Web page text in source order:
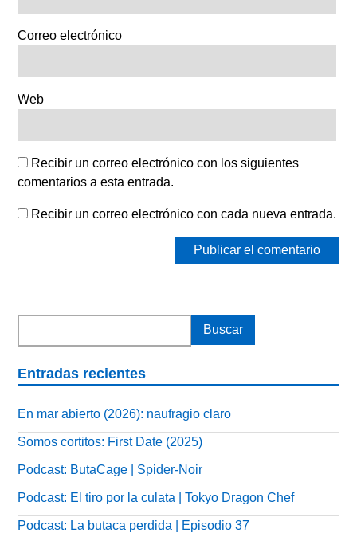
Correo electrónico
Web
Recibir un correo electrónico con los siguientes
comentarios a esta entrada.
Recibir un correo electrónico con cada nueva entrada.
Entradas recientes
En mar abierto (2026): naufragio claro
Somos cortitos: First Date (2025)
Podcast: ButaCage | Spider-Noir
Podcast: El tiro por la culata | Tokyo Dragon Chef
Podcast: La butaca perdida | Episodio 37